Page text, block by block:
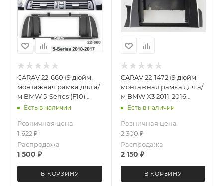
CARAV 22-660 (9 дюйм.
монтажная рамка для а/
м BMW 5-Series (F10)
2010-2017
Есть в наличии
Розничная цена
1 622₽
Распродажа
1 500 ₽
В КОРЗИНУ
CARAV 22-1472 (9 дюйм.
монтажная рамка для а/
м BMW X3 2011-2016
(левый руль)
Есть в наличии
Розничная цена
2 300₽
Распродажа
2 150 ₽
В КОРЗИНУ